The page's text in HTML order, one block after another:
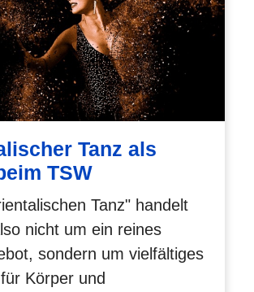
Tanz als
TSW
Tanz" handelt
nicht um ein reines
sondern um vielfältiges
Körper und